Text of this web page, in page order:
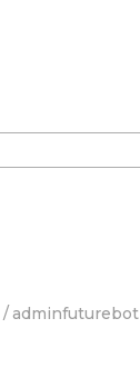
adminfuturebot